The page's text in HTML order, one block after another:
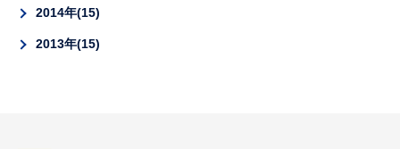
2014年 15
2013年 15